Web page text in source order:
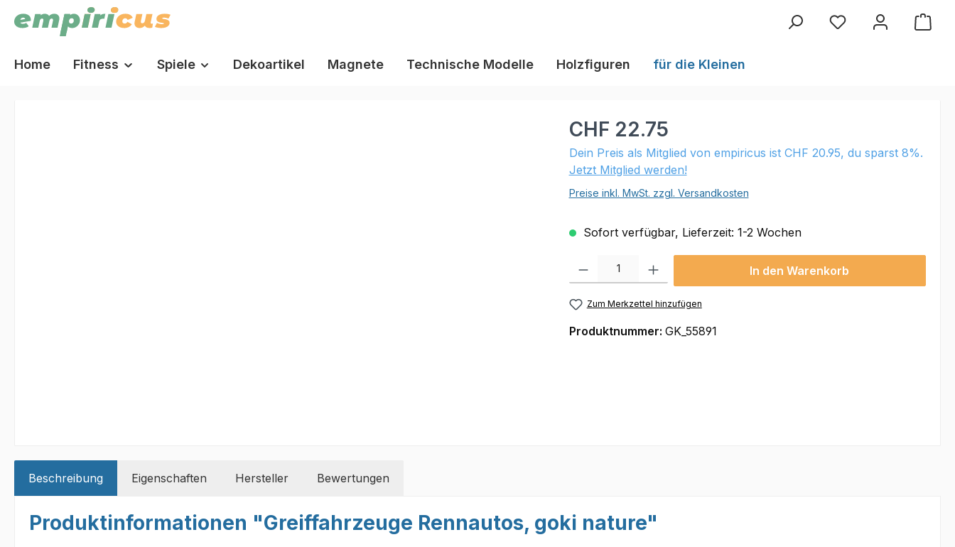
Zur Hauptnavigation springen Du hast 0 Produkte
Home Fitness Spiele Dekoartikel Magnete Technische Modelle Holzfiguren für die Kleinen
CHF 22.75
Dein Preis als Mitglied von empiricus ist CHF 20.95, du sparst 8%.
Jetzt Mitglied werden!
Preise inkl. MwSt. zzgl. Versandkosten
Sofort verfügbar, Lieferzeit: 1-2 Wochen
In den Warenkorb
Zum Merkzettel hinzufügen
Produktnummer: GK_55891
Beschreibung Eigenschaften Hersteller Bewertungen
Produktinformationen "Greiffahrzeuge Rennautos, goki nature"